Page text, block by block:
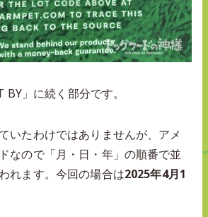
」に続く部分です。
いたわけではありませんが、アメ
なので「月・日・年」の順番で並
れます。今回の場合は2025年4月1